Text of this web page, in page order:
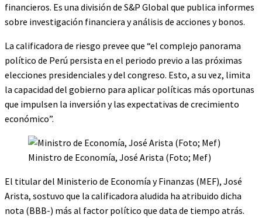
financieros. Es una división de S&P Global que publica informes
sobre investigación financiera y análisis de acciones y bonos.
La calificadora de riesgo prevee que “el complejo panorama
político de Perú persista en el periodo previo a las próximas
elecciones presidenciales y del congreso. Esto, a su vez, limita
la capacidad del gobierno para aplicar políticas más oportunas
que impulsen la inversión y las expectativas de crecimiento
económico”.
Ministro de Economía, José Arista (Foto; Mef)
El titular del Ministerio de Economía y Finanzas (MEF), José
Arista, sostuvo que la calificadora aludida ha atribuido dicha
nota (BBB-) más al factor político que data de tiempo atrás.